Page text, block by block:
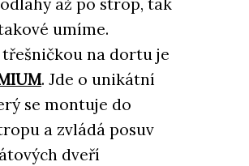
až po strop, tak
umíme.
třešničkou na dortu je
. Jde o unikátní
se montuje do
a zvládá posuv
dveří